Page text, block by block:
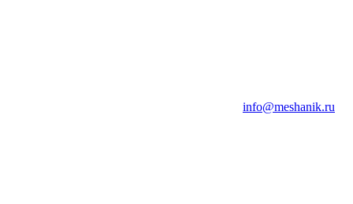
info@meshanik.ru